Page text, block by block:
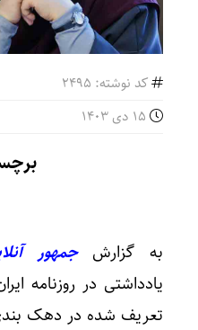
کد نوشته: 2495
به گزارشجمهور
یادداشتی در روزنامه
تعریف شده در دهک